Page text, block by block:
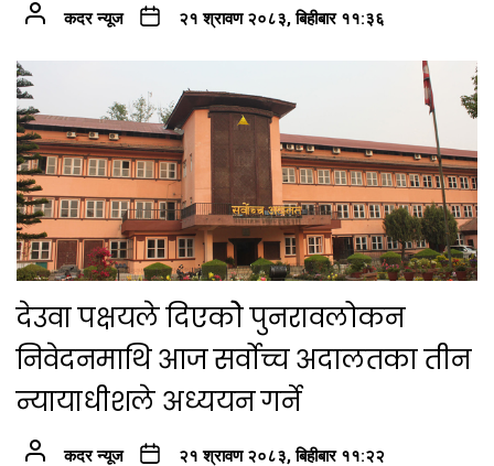
कदर न्यूज २१ श्रावण २०८३, बिहीबार ११:३६
देउवा पक्षयले दिएकोे पुनरावलोकन
निवेदनमाथि आज सर्वोच्च अदालतका तीन
न्यायाधीशले अध्ययन गर्ने
कदर न्यूज २१ श्रावण २०८३, बिहीबार ११:२२